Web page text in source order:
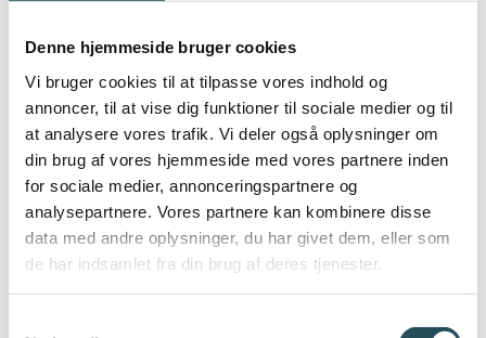
Denne hjemmeside bruger cookies
Vi bruger cookies til at tilpasse vores indhold og
annoncer, til at vise dig funktioner til sociale medier og til
at analysere vores trafik. Vi deler også oplysninger om
din brug af vores hjemmeside med vores partnere inden
for sociale medier, annonceringspartnere og
analysepartnere. Vores partnere kan kombinere disse
data med andre oplysninger, du har givet dem, eller som
de har indsamlet fra din brug af deres tjenester.
Arbejdstid og hviletidsregler
Barsel
Børn og unges arbejde
Chikane og krænkende adfærd
Deltidsansættelse
skal en virksomhed, der ønsker at ansætte
en elev, være særligt opmærksom på, at
denne er forpligtet til at følge den
gældende elevoverenskomst indenfor
området, for så vidt angår løn, arbejdstid,
pension, ferie mv. Dette gælder også
selvom virksomheden ikke i forvejen er
dækket af nogen overenskomst.